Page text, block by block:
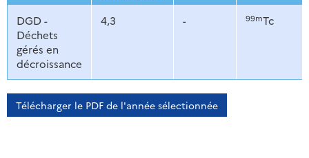
DGD -
Déchets
gérés en
décroissance
4,3 - 99mTc
Télécharger le PDF de l'année sélectionnée